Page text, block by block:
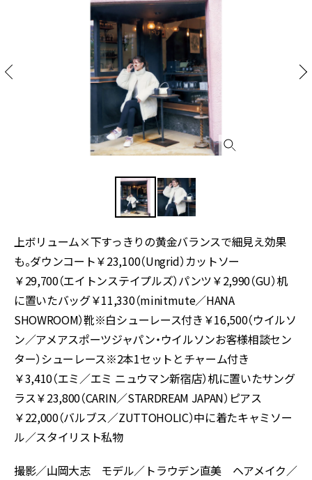
上ボリューム×下すっきりの黄金バランスで細見え効果
も。ダウンコート￥23,100（Ungrid）カットソー
￥29,700（エイトンステイプルズ）パンツ￥2,990（GU）机
に置いたバッグ￥11,330（minitmute／HANA
SHOWROOM）靴※白シューレース付き￥16,500（ウイルソ
ン／アメアスポーツジャパン・ウイルソンお客様相談セン
ター）シューレース※2本1セットとチャーム付き
￥3,410（エミ／エミ ニュウマン新宿店）机に置いたサング
ラス￥23,800（CARIN／STARDREAM JAPAN）ピアス
￥22,000（バルブス／ZUTTOHOLIC）中に着たキャミソー
ル／スタイリスト私物
撮影／山岡大志 モデル／トラウデン直美 ヘアメイク／